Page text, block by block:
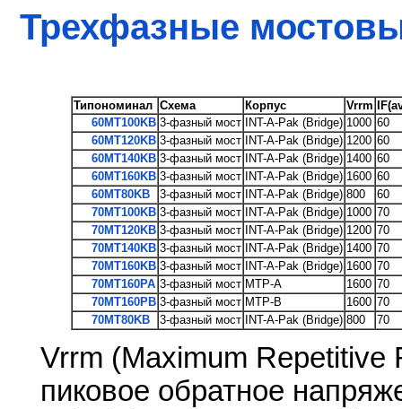
Трехфазные
Типономинал Схема Корпус Vrrm
60MT100KB 3-фазный мост INT-A-Pak (Bridge) 1000 60
60MT120KB 3-фазный мост INT-A-Pak (Bridge) 1200 60
60MT140KB 3-фазный мост INT-A-Pak (Bridge) 1400 60
60MT160KB 3-фазный мост INT-A-Pak (Bridge) 1600 60
60MT80KB
3-фазный мост INT-A-Pak (Bridge) 800
60
70MT100KB 3-фазный мост INT-A-Pak (Bridge) 1000 70
70MT120KB 3-фазный мост INT-A-Pak (Bridge) 1200 70
70MT140KB 3-фазный мост INT-A-Pak (Bridge) 1400 70
70MT160KB 3-фазный мост INT-A-Pak (Bridge) 1600 70
70MT160PA 3-фазный мост MTP-A 1600 70
70MT160PB 3-фазный мост MTP-B 1600 70
70MT80KB
3-фазный мост INT-A-Pak (Bridge) 800 70
Vrrm (Maximum Repetitive
пиковое обратное